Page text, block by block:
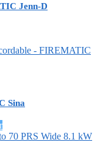
Jenn-D
Sina